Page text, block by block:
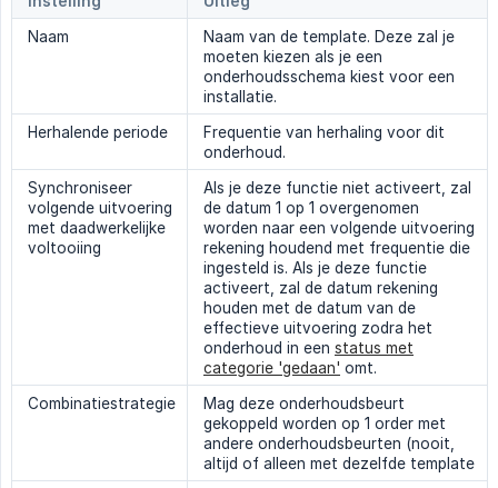
Naam
Naam van de template. Deze zal je
moeten kiezen als je een
onderhoudsschema kiest voor een
installatie.
Herhalende periode
Frequentie van herhaling voor dit
onderhoud.
Synchroniseer
volgende uitvoering
met daadwerkelijke
voltooiing
Als je deze functie niet activeert, zal
de datum 1 op 1 overgenomen
worden naar een volgende uitvoering
rekening houdend met frequentie die
ingesteld is. Als je deze functie
activeert, zal de datum rekening
houden met de datum van de
effectieve uitvoering zodra het
onderhoud in een status met
categorie 'gedaan' omt.
Combinatiestrategie
Mag deze onderhoudsbeurt
gekoppeld worden op 1 order met
andere onderhoudsbeurten (nooit,
altijd of alleen met dezelfde template